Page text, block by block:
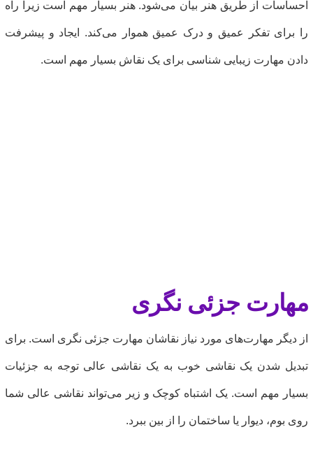
احساسات از طریق هنر بیان می‌شود. هنر بسیار مهم است زیرا راه
را برای تفکر عمیق و درک عمیق هموار می‌کند. ایجاد و پیشرفت
دادن مهارت زیبایی شناسی برای یک نقاش بسیار مهم است.
مهارت جزئی نگری
از دیگر مهارت‌های مورد نیاز نقاشان مهارت جزئی نگری است. برای
تبدیل شدن یک نقاشی خوب به یک نقاشی عالی توجه به جزئیات
بسیار مهم است. یک اشتباه کوچک و زیر می‌تواند نقاشی عالی شما
روی بوم، دیوار یا ساختمان را از بین ببرد.